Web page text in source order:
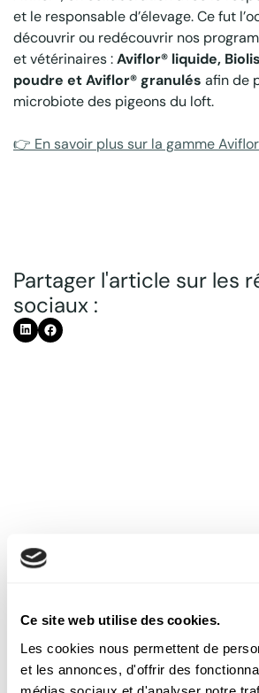
Ce site web utilise des cookies.
Les cookies nous permettent de
et les annonces, d'offrir des
et le responsable d’élevage. Ce fut
découvrir ou redécouvrir nos
et vétérinaires :Aviflor® liquide,
poudre et Aviflor® granulés afin de
microbiote des pigeons du loft.
👉 En savoir plus sur la gamme Aviflor
Partager l'article sur les
sociaux :
Découvrez